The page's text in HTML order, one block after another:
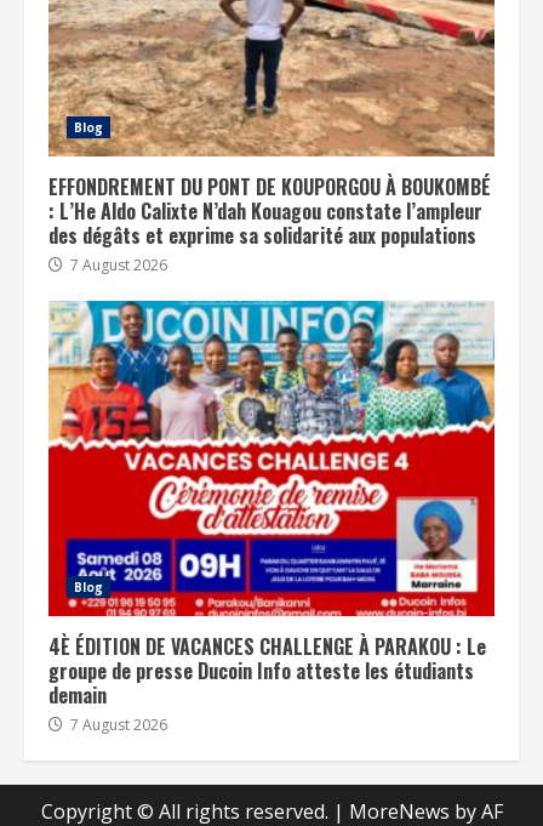
Blog
EFFONDREMENT DU PONT DE KOUPORGOU À BOUKOMBÉ
: L’He Aldo Calixte N’dah Kouagou constate l’ampleur
des dégâts et exprime sa solidarité aux populations
7 August 2026
Blog
4È ÉDITION DE VACANCES CHALLENGE À PARAKOU : Le
groupe de presse Ducoin Info atteste les étudiants
demain
7 August 2026
Copyright © All rights reserved. | MoreNews by AF